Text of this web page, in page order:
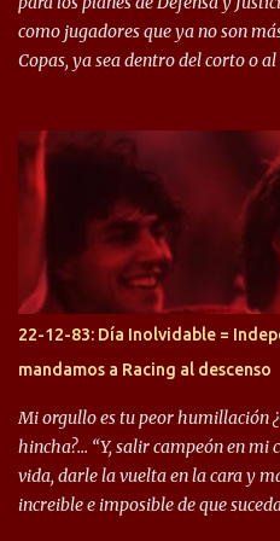
como jugadores que ya no son
Copas, ya sea dentro del corto o
Halcón de Varela, como lo es
préstamo allí durante el último
gran manera, convirtiendo goles
copa sudamericana. Pero no
rendimiento que ha producido en
jugaron en Defensa y ahora
Gastón Togni y Domingo Blanco,
futbolísticamente hablando en el
ejemplo, el caso de Mingo llego a
Seleccionado Argentino,
mostrar en Independiente. En e...
22-12-83: Día Inolvidable =
mandamos a Racing al descenso
Mi orgullo es tu peor humillación
hincha?… “Y, salir campeón en mi
vida, darle la vuelta en la cara y
increible e imposible de que